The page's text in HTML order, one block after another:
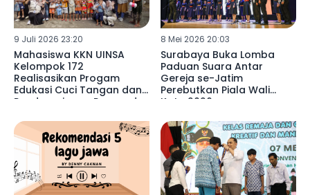
9 Juli 2026 23:20
Mahasiswa KKN UINSA
Kelompok 172
Realisasikan Progam
Edukasi Cuci Tangan dan
Pendampingan Posyandu,
di Desa Condong
8 Mei 2026 20:03
Surabaya Buka Lomba
Paduan Suara Antar
Gereja se-Jatim
Perebutkan Piala Wali
Kota 2026